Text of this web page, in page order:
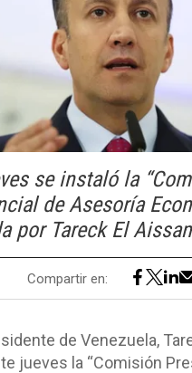
se instaló la
de Asesoría
por Tareck El
Compartir en:
de Venezuela,
jueves la “Comisión